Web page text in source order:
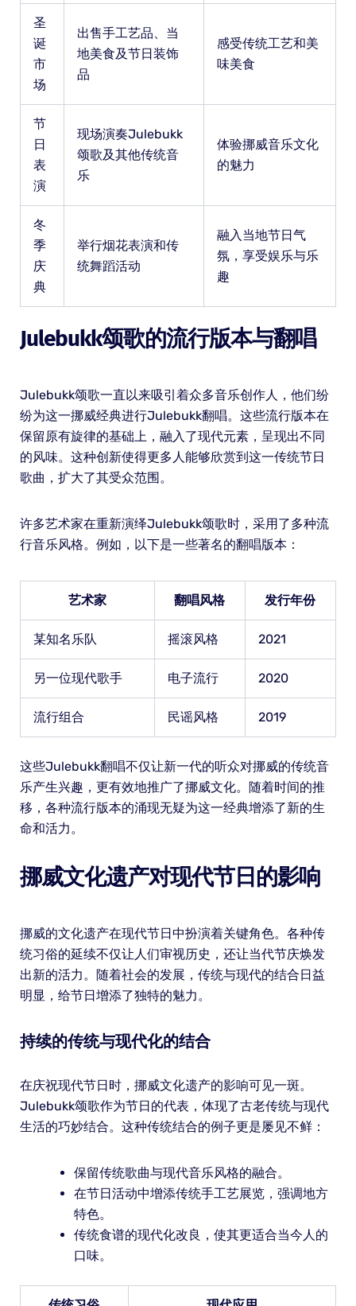
圣
诞
市
场
出售手工艺品、当
地美食及节日装饰
品
感受传统工艺和美
味美食
节
日
表
演
现场演奏Julebukk
颂歌及其他传统音
乐
体验挪威音乐文化
的魅力
冬
季
庆
典
举行烟花表演和传
统舞蹈活动
融入当地节日气
氛，享受娱乐与乐
趣
Julebukk颂歌的流行版本与翻唱
Julebukk颂歌一直以来吸引着众多音乐创作人，他们纷
纷为这一挪威经典进行Julebukk翻唱。这些流行版本在
保留原有旋律的基础上，融入了现代元素，呈现出不同
的风味。这种创新使得更多人能够欣赏到这一传统节日
歌曲，扩大了其受众范围。
许多艺术家在重新演绎Julebukk颂歌时，采用了多种流
行音乐风格。例如，以下是一些著名的翻唱版本：
艺术家 翻唱风格 发行年份
某知名乐队 摇滚风格 2021
另一位现代歌手 电子流行 2020
流行组合 民谣风格 2019
这些Julebukk翻唱不仅让新一代的听众对挪威的传统音
乐产生兴趣，更有效地推广了挪威文化。随着时间的推
移，各种流行版本的涌现无疑为这一经典增添了新的生
命和活力。
挪威文化遗产对现代节日的影响
挪威的文化遗产在现代节日中扮演着关键角色。各种传
统习俗的延续不仅让人们审视历史，还让当代节庆焕发
出新的活力。随着社会的发展，传统与现代的结合日益
明显，给节日增添了独特的魅力。
持续的传统与现代化的结合
在庆祝现代节日时，挪威文化遗产的影响可见一斑。
Julebukk颂歌作为节日的代表，体现了古老传统与现代
生活的巧妙结合。这种传统结合的例子更是屡见不鲜：
保留传统歌曲与现代音乐风格的融合。
在节日活动中增添传统手工艺展览，强调地方
特色。
传统食谱的现代化改良，使其更适合当今人的
口味。